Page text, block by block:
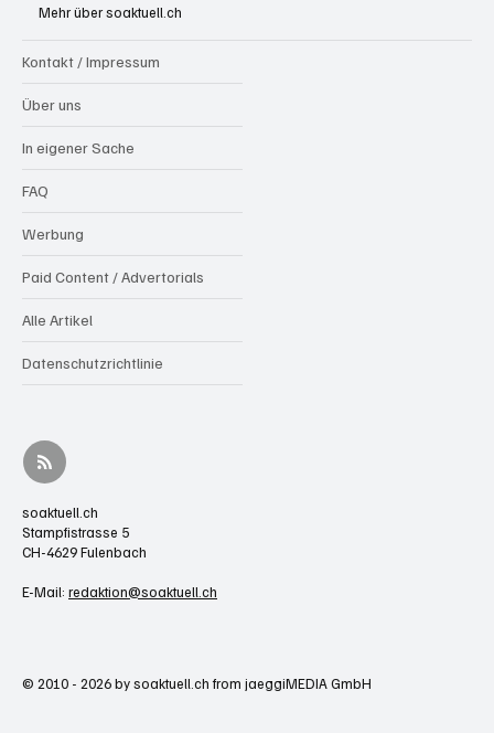
Mehr über soaktuell.ch
Kontakt / Impressum
Über uns
In eigener Sache
FAQ
Werbung
Paid Content / Advertorials
Alle Artikel
Datenschutzrichtlinie
soaktuell.ch
Stampfistrasse 5
CH-4629 Fulenbach
E-Mail: redaktion@soaktuell.ch
© 2010 - 2026 by soaktuell.ch from jaeggiMEDIA GmbH